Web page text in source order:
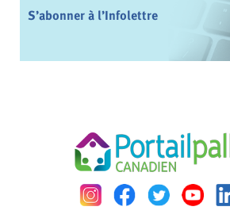
S’abonner à l’Infolettre